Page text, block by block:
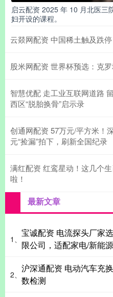
启云配资 2025 年 10 月北医三
妇开设的课程。
云燚网配资 中国稀土触及跌停
股米网配资 世界杯预选：克
智慧优配 走工业互联网道路
西区“脱胎换骨”启示录
创通网配资 57万元/平方米！
元“捡漏”拍下，刷新全国纪录
满红配资 红鸾星动！这几个
啦！
最新文章
1、
宝诚配资 电流探头厂家
限公司，适配家电/新能
2、
沪深通配资 电动汽车充
数检测